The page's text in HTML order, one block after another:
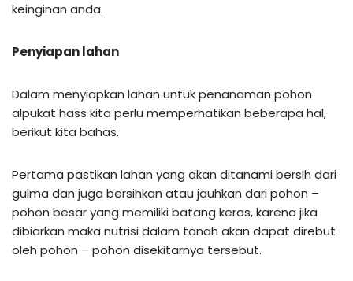
keinginan anda.
Penyiapan lahan
Dalam menyiapkan lahan untuk penanaman pohon
alpukat hass kita perlu memperhatikan beberapa hal,
berikut kita bahas.
Pertama pastikan lahan yang akan ditanami bersih dari
gulma dan juga bersihkan atau jauhkan dari pohon –
pohon besar yang memiliki batang keras, karena jika
dibiarkan maka nutrisi dalam tanah akan dapat direbut
oleh pohon – pohon disekitarnya tersebut.